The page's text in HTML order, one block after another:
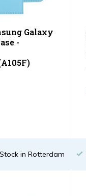
Galaxy
-
in Rotterdam